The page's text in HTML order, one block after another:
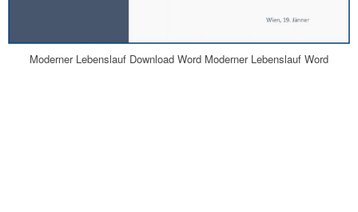
Moderner Lebenslauf Download Word Moderner Lebenslauf Word